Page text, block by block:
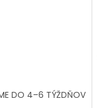
DO 4–6 TÝŽDŇOV